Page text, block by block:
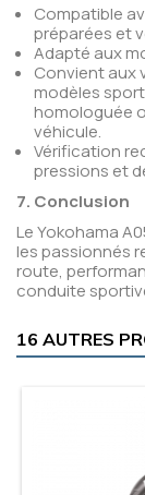
Compatible
préparées et
Adapté aux
Convient aux
modèles
homologuée
véhicule.
Vérification
pressions et
7. Conclusion
Le Yokohama
les passionnés
route,
conduite
16 AUTRES